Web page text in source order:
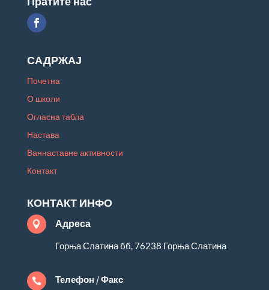
САДРЖАЈ
Почетна
О школи
Огласна табла
Настава
Ваннаставне активности
Контакт
КОНТАКТ ИНФО
 Адреса
Горња Слатина бб, 76238 Горња Слатина
 Телефон / Факс